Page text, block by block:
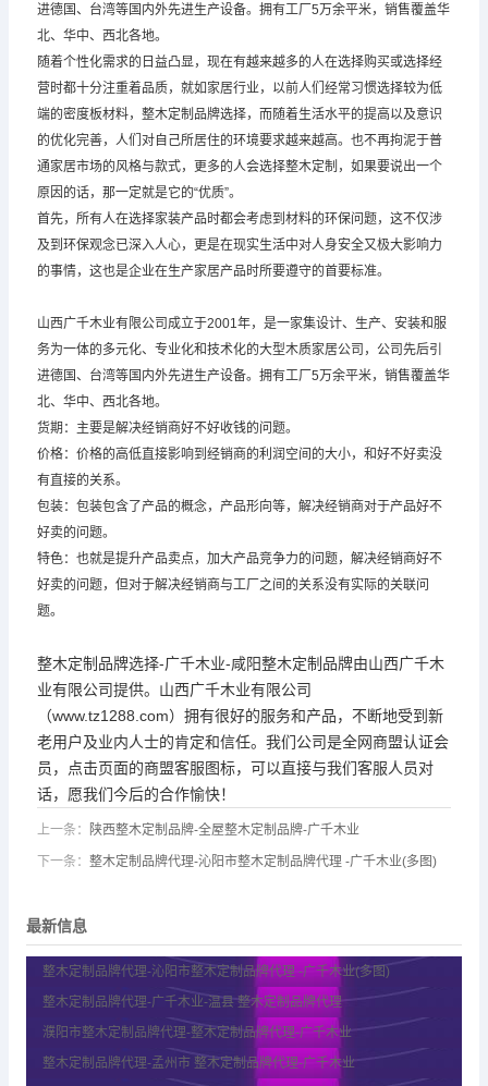
进德国、台湾等国内外先进生产设备。拥有工厂5万余平米，销售覆盖华
北、华中、西北各地。
随着个性化需求的日益凸显，现在有越来越多的人在选择购买或选择经
营时都十分注重着品质，就如家居行业，以前人们经常习惯选择较为低
端的密度板材料，整木定制品牌选择，而随着生活水平的提高以及意识
的优化完善，人们对自己所居住的环境要求越来越高。也不再拘泥于普
通家居市场的风格与款式，更多的人会选择整木定制，如果要说出一个
原因的话，那一定就是它的“优质”。
首先，所有人在选择家装产品时都会考虑到材料的环保问题，这不仅涉
及到环保观念已深入人心，更是在现实生活中对人身安全又极大影响力
的事情，这也是企业在生产家居产品时所要遵守的首要标准。
山西广千木业有限公司成立于2001年，是一家集设计、生产、安装和服
务为一体的多元化、专业化和技术化的大型木质家居公司，公司先后引
进德国、台湾等国内外先进生产设备。拥有工厂5万余平米，销售覆盖华
北、华中、西北各地。
货期：主要是解决经销商好不好收钱的问题。
价格：价格的高低直接影响到经销商的利润空间的大小，和好不好卖没
有直接的关系。
包装：包装包含了产品的概念，产品形向等，解决经销商对于产品好不
好卖的问题。
特色：也就是提升产品卖点，加大产品竞争力的问题，解决经销商好不
好卖的问题，但对于解决经销商与工厂之间的关系没有实际的关联问
题。
整木定制品牌选择-广千木业-咸阳整木定制品牌由山西广千木
业有限公司提供。山西广千木业有限公司
（www.tz1288.com）拥有很好的服务和产品，不断地受到新
老用户及业内人士的肯定和信任。我们公司是全网商盟认证会
员，点击页面的商盟客服图标，可以直接与我们客服人员对
话，愿我们今后的合作愉快！
上一条： 陕西整木定制品牌-全屋整木定制品牌-广千木业
下一条： 整木定制品牌代理-沁阳市整木定制品牌代理 -广千木业(多图)
最新信息
整木定制品牌代理-沁阳市整木定制品牌代理 -广千木业(多图)
整木定制品牌代理-广千木业-温县 整木定制品牌代理
濮阳市整木定制品牌代理-整木定制品牌代理-广千木业
整木定制品牌代理-孟州市 整木定制品牌代理-广千木业